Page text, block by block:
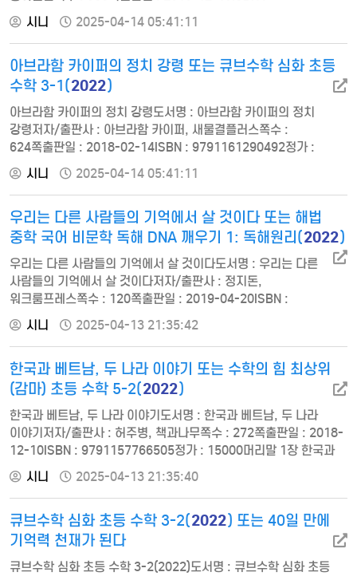
9788900436792정가 : 21000Lesson 1 My Happy Everyday
Life - SNS를 통해 여러 나라 학생들이 하루 중 가장 좋아하는 시간
알아보기단원 평가 / 서술형 평가 / 수행평가 완전정복Lesson 2
Enjoying Local Culture - 미국의 텍사스 지역 축제의 동영상 중계
따라가 …
시니 2025-04-14 05:41:11
아브라함 카이퍼의 정치 강령 또는 큐브수학 심화 초등
수학 3-1(2022)
아브라함 카이퍼의 정치 강령도서명 : 아브라함 카이퍼의 정치
강령저자/출판사 : 아브라함 카이퍼, 새물결플러스쪽수 :
624쪽출판일 : 2018-02-14ISBN : 9791161290492정가 :
26000편집자 서문 10 영역자 서문 16 제1장 우리의 운동 29 제2장
권위 53 제3장 하나님의 법 73 제4장 정부 95 제5장 세속 국가는
없다 119 제6장 “하나님의 은총으로” 147 제7장 정부 형태 167
제8장 헌법 175 제9장 대중적 영향력 191 제10장 예산안 거부 213
제11장 분권 …
시니 2025-04-14 05:41:11
우리는 다른 사람들의 기억에서 살 것이다 또는 해법
중학 국어 비문학 독해 DNA 깨우기 1: 독해원리(2022)
우리는 다른 사람들의 기억에서 살 것이다도서명 : 우리는 다른
사람들의 기억에서 살 것이다저자/출판사 : 정지돈,
워크룸프레스쪽수 : 120쪽출판일 : 2019-04-20ISBN :
9791189356187정가 : 12000우리가 생각하는 대로 존
케이지와의 대화 빛은 어디에서나 온다 사물의 상태 해변을
가로지르며 / 바다를 바라보며 All Good Spies Are My Age
해법 중학 국어 비문학 독해 DNA 깨우기 1: 독해원리(2022)
도서명 : 해법 중학 국어 비문학 독해 DNA 깨우기 1: 독해원리
시니 2025-04-13 21:35:42
한국과 베트남, 두 나라 이야기 또는 수학의 힘 최상위
(감마) 초등 수학 5-2(2022)
한국과 베트남, 두 나라 이야기도서명 : 한국과 베트남, 두 나라
이야기저자/출판사 : 허주병, 책과나무쪽수 : 272쪽출판일 : 2018-
12-10ISBN : 9791157766505정가 : 15000머리말 1장 한국과
베트남의 유사점 1 │ 아시아 대륙의 동쪽 끝에 있는 두 나라 2 │
프랑스보다 인구가 많은 두 나라 3 │ 대표적인 한자 문명권 4 │ 2천
년 만의 문자 교체 5 │ 종교와 사상 2장 두 나라 그리고 중국 1 │
고조선과 고대 베트남 2 │ 한국의 삼국과 중국 여러 나라와의 전쟁 3
│ 거…
시니 2025-04-13 21:35:40
큐브수학 심화 초등 수학 3-2(2022) 또는 40일 만에
기억력 천재가 된다
큐브수학 심화 초등 수학 3-2(2022)도서명 : 큐브수학 심화 초등